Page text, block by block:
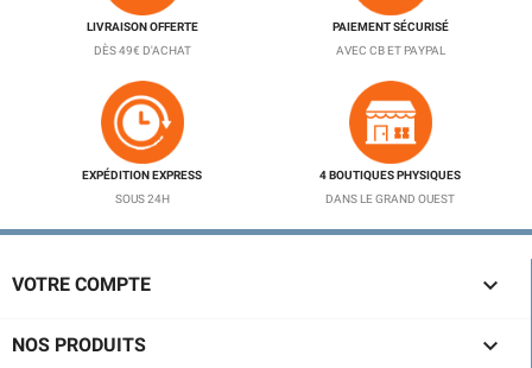
LIVRAISON OFFERTE
DÈS 49€ D'ACHAT
PAIEMENT SÉCURISÉ
AVEC CB ET PAYPAL
EXPÉDITION EXPRESS
SOUS 24H
4 BOUTIQUES PHYSIQUES
DANS LE GRAND OUEST
VOTRE COMPTE 
NOS PRODUITS 